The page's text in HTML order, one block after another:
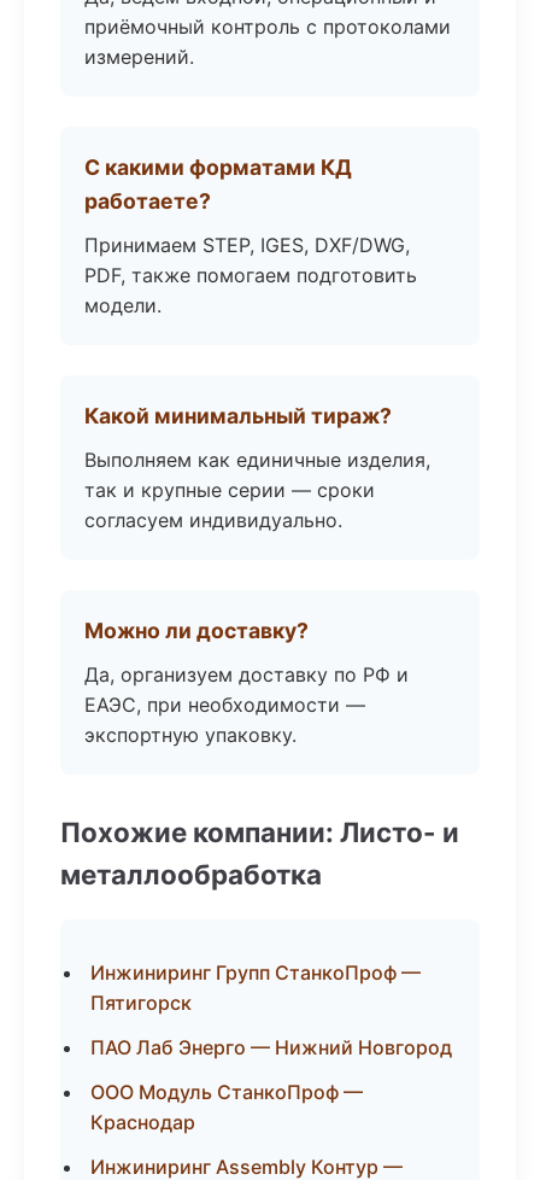
приёмочный контроль с протоколами
измерений.
С какими форматами КД
работаете?
Принимаем STEP, IGES, DXF/DWG,
PDF, также помогаем подготовить
модели.
Какой минимальный тираж?
Выполняем как единичные изделия,
так и крупные серии — сроки
согласуем индивидуально.
Можно ли доставку?
Да, организуем доставку по РФ и
ЕАЭС, при необходимости —
экспортную упаковку.
Похожие компании: Листо- и
металлообработка
Инжиниринг Групп СтанкоПроф —
Пятигорск
ПАО Лаб Энерго — Нижний Новгород
ООО Модуль СтанкоПроф —
Краснодар
Инжиниринг Assembly Контур —